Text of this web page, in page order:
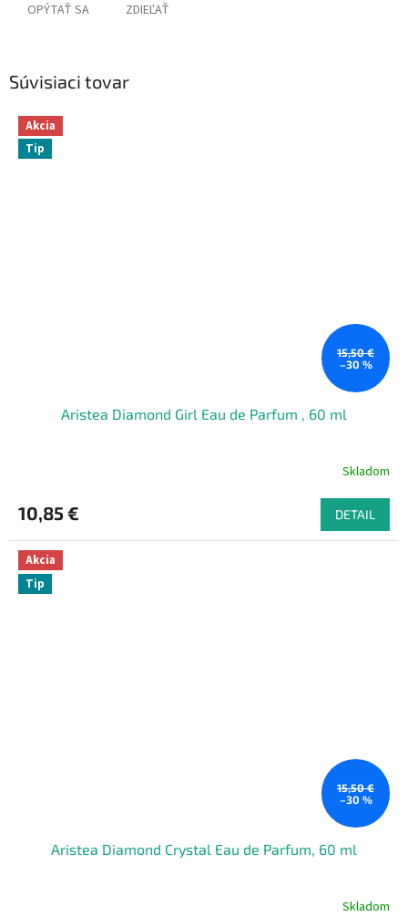
OPÝTAŤ SA ZDIEĽAŤ
Súvisiaci tovar
Akcia
Tip
15,50 €
–30 %
Aristea Diamond Girl Eau de Parfum , 60 ml
Skladom
10,85 € DETAIL
Akcia
Tip
15,50 €
–30 %
Aristea Diamond Crystal Eau de Parfum, 60 ml
Skladom